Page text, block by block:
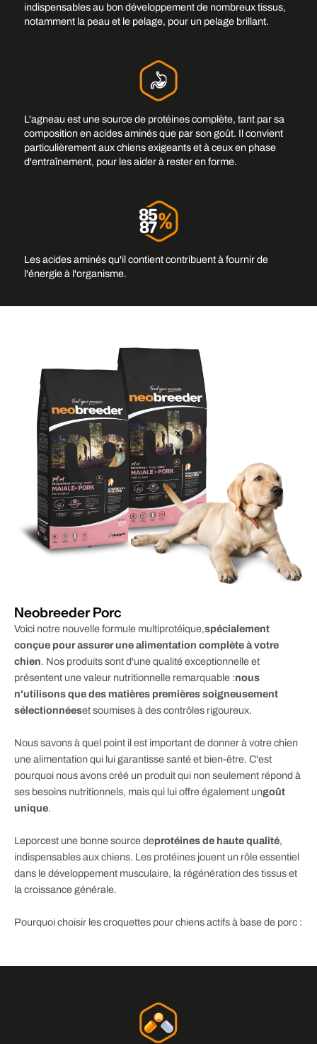
Ajouter une image d'arrière-
indispensables au bon développement de nombreux tissus,
notamment la peau et le pelage, pour un pelage brillant.
L'agneau est une source de protéines complète, tant par sa
composition en acides aminés que par son goût. Il convient
particulièrement aux chiens exigeants et à ceux en phase
d'entraînement, pour les aider à rester en forme.
Les acides aminés qu'il contient contribuent à fournir de
l'énergie à l'organisme.
Neobreeder Porc
Voici notre nouvelle formule multiprotéique,spécialement
conçue pour assurer une alimentation complète à votre
chien. Nos produits sont d'une qualité exceptionnelle et
présentent une valeur nutritionnelle remarquable :nous
n'utilisons que des matières premières soigneusement
sélectionnéeset soumises à des contrôles rigoureux.
Nous savons à quel point il est important de donner à votre chien
une alimentation qui lui garantisse santé et bien-être. C'est
pourquoi nous avons créé un produit qui non seulement répond à
ses besoins nutritionnels, mais qui lui offre également ungoût
unique.
Leporcest une bonne source deprotéines de haute qualité,
indispensables aux chiens. Les protéines jouent un rôle essentiel
dans le développement musculaire, la régénération des tissus et
la croissance générale.
Pourquoi choisir les croquettes pour chiens actifs à base de porc :